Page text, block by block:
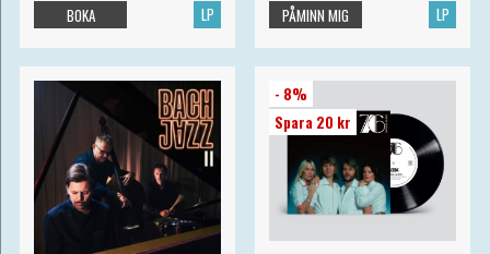
LP
BOKA LP
PÅMINN MIG
- 8%
Spara 20 kr